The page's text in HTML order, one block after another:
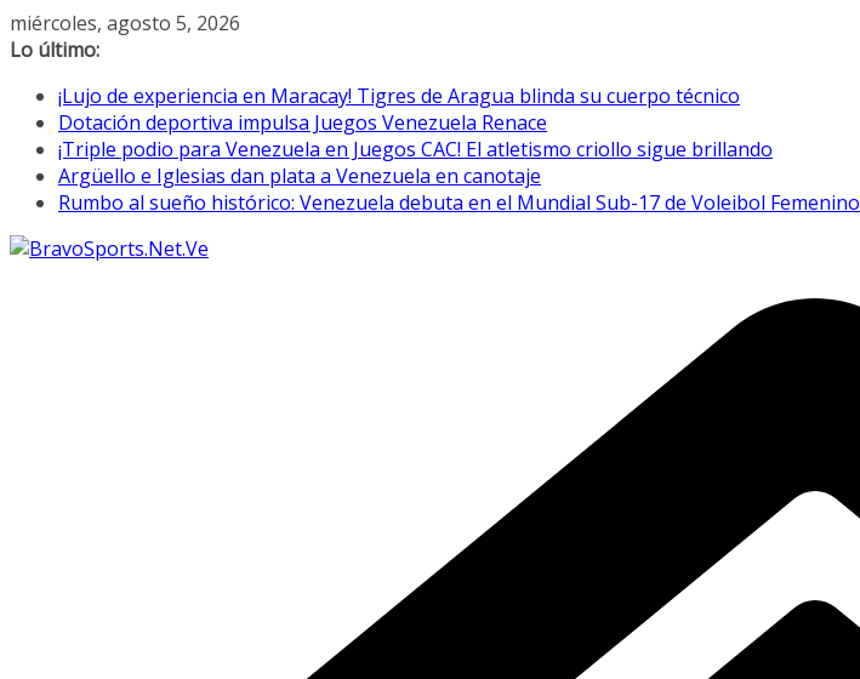
Saltar
al
miércoles, agosto 5, 2026
Lo último:
¡Lujo de experiencia en Maracay! Tigres de Aragua blinda su cuerpo técnico
Dotación deportiva impulsa Juegos Venezuela Renace
¡Triple podio para Venezuela en Juegos CAC! El atletismo criollo sigue brillando
Argüello e Iglesias dan plata a Venezuela en canotaje
Rumbo al sueño histórico: Venezuela debuta en el Mundial Sub-17 de Voleibol Femenino